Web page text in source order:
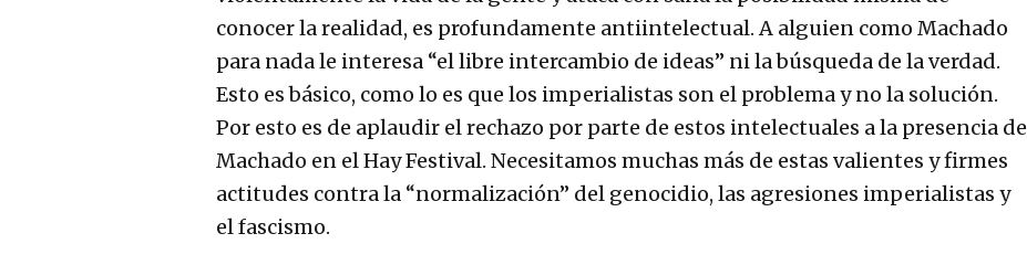
conocer la realidad, es profundamente antiintelectual. A alguien como Machado
para nada le interesa “el libre intercambio de ideas” ni la búsqueda de la verdad.
Esto es básico, como lo es que los imperialistas son el problema y no la solución.
Por esto es de aplaudir el rechazo por parte de estos intelectuales a la presencia de
Machado en el Hay Festival. Necesitamos muchas más de estas valientes y firmes
actitudes contra la “normalización” del genocidio, las agresiones imperialistas y
el fascismo.